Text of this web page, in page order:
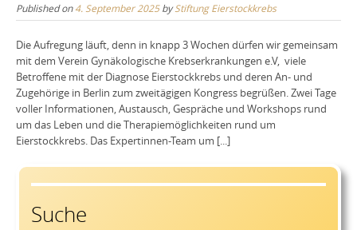
Published on4. September 2025byStiftung Eierstockkrebs
Die Aufregung läuft, denn in knapp 3 Wochen dürfen wir gemeinsam
mit dem Verein Gynäkologische Krebserkrankungen e.V, viele
Betroffene mit der Diagnose Eierstockkrebs und deren An- und
Zugehörige in Berlin zum zweitägigen Kongress begrüßen. Zwei Tage
voller Informationen, Austausch, Gespräche und Workshops rund
um das Leben und die Therapiemöglichkeiten rund um
Eierstockkrebs. Das Expertinnen-Team um [...]
Suche